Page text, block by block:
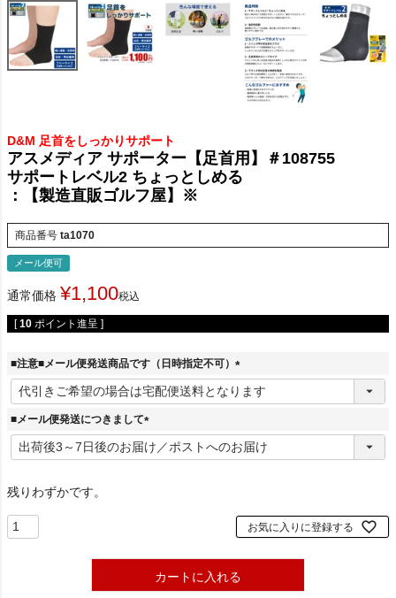
D&M 足首をしっかりサポート
アスメディア サポーター【足首用】＃108755
サポートレベル2 ちょっとしめる
：【製造直販ゴルフ屋】※
商品番号 ta1070
メール便可
通常価格 ¥1,100税込
[ 10 ポイント進呈 ]
■注意■メール便発送商品です（日時指定不可）
(
必
■メール便発送につきまして
(
必
残りわずかです。
お気に入りに登録する
カートに入れる